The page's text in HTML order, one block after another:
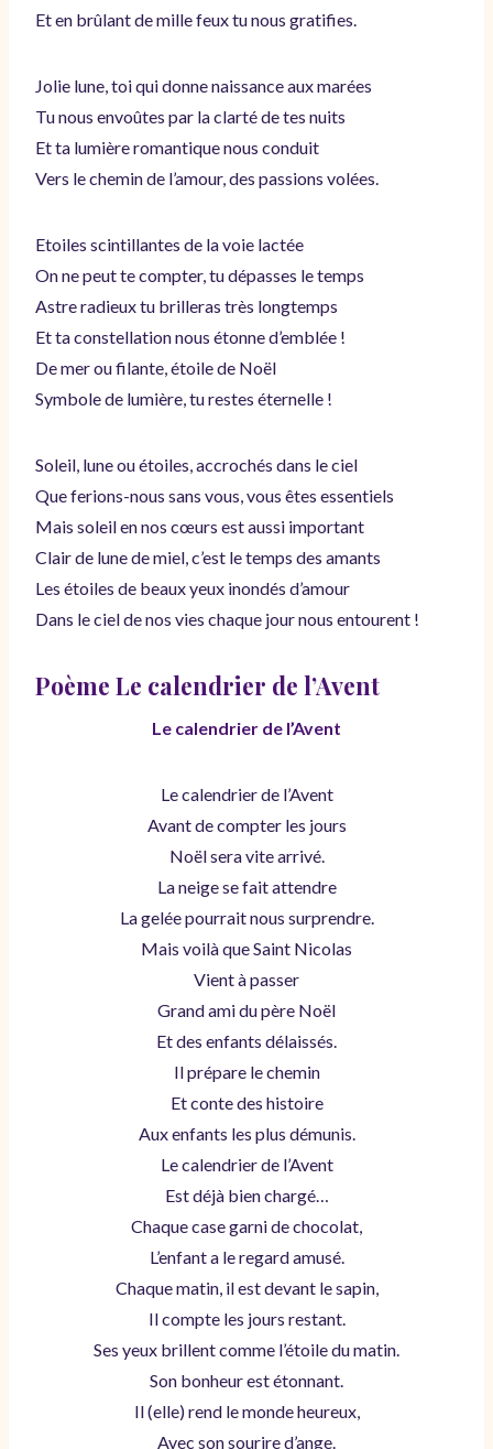
Et en brûlant de mille feux tu nous gratifies.
Jolie lune, toi qui donne naissance aux marées
Tu nous envoûtes par la clarté de tes nuits
Et ta lumière romantique nous conduit
Vers le chemin de l’amour, des passions volées.
Etoiles scintillantes de la voie lactée
On ne peut te compter, tu dépasses le temps
Astre radieux tu brilleras très longtemps
Et ta constellation nous étonne d’emblée !
De mer ou filante, étoile de Noël
Symbole de lumière, tu restes éternelle !
Soleil, lune ou étoiles, accrochés dans le ciel
Que ferions-nous sans vous, vous êtes essentiels
Mais soleil en nos cœurs est aussi important
Clair de lune de miel, c’est le temps des amants
Les étoiles de beaux yeux inondés d’amour
Dans le ciel de nos vies chaque jour nous entourent !
Poème Le calendrier de l’Avent
Le calendrier de l’Avent
Le calendrier de l’Avent
Avant de compter les jours
Noël sera vite arrivé.
La neige se fait attendre
La gelée pourrait nous surprendre.
Mais voilà que Saint Nicolas
Vient à passer
Grand ami du père Noël
Et des enfants délaissés.
Il prépare le chemin
Et conte des histoire
Aux enfants les plus démunis.
Le calendrier de l’Avent
Est déjà bien chargé…
Chaque case garni de chocolat,
L’enfant a le regard amusé.
Chaque matin, il est devant le sapin,
Il compte les jours restant.
Ses yeux brillent comme l’étoile du matin.
Son bonheur est étonnant.
Il (elle) rend le monde heureux,
Avec son sourire d’ange.